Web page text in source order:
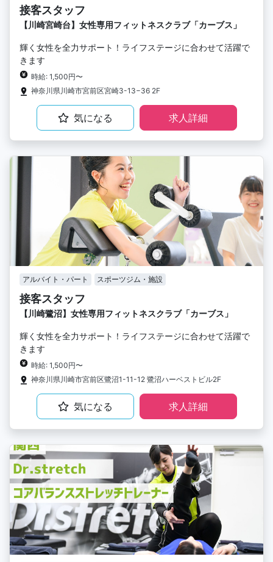
接客スタッフ
【川崎宮崎台】女性専用フィットネスクラブ「カーブス」
輝く女性を全力サポート！ライフステージに合わせて活躍で
きます
時給: 1,500円〜
神奈川県川崎市宮前区宮崎3-13−36 2F
気になる 求人詳細
アルバイト・パート スポーツジム・施設
接客スタッフ
【川崎鷺沼】女性専用フィットネスクラブ「カーブス」
輝く女性を全力サポート！ライフステージに合わせて活躍で
きます
時給: 1,500円〜
神奈川県川崎市宮前区鷺沼1-11-12 鷺沼ハーベストビル2F
気になる 求人詳細